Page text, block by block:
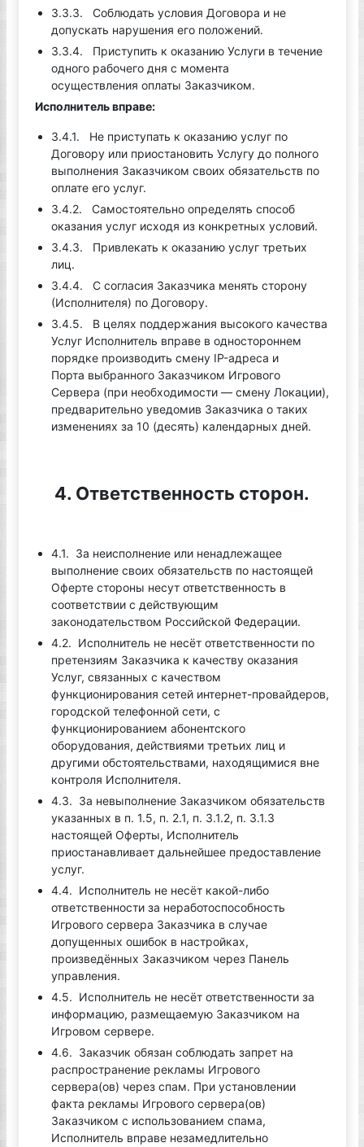
3.3.3. Соблюдать условия Договора и не
допускать нарушения его положений.
3.3.4. Приступить к оказанию Услуги в течение
одного рабочего дня с момента
осуществления оплаты Заказчиком.
Исполнитель вправе:
3.4.1. Не приступать к оказанию услуг по
Договору или приостановить Услугу до полного
выполнения Заказчиком своих обязательств по
оплате его услуг.
3.4.2. Самостоятельно определять способ
оказания услуг исходя из конкретных условий.
3.4.3. Привлекать к оказанию услуг третьих
лиц.
3.4.4. С согласия Заказчика менять сторону
(Исполнителя) по Договору.​
3.4.5. В целях поддержания высокого качества
Услуг Исполнитель вправе в одностороннем
порядке производить смену IP-адреса и
Порта выбранного Заказчиком Игрового
Сервера (при необходимости — смену Локации),
предварительно уведомив Заказчика о таких
изменениях за 10 (десять) календарных дней.
4. Ответственность сторон.
4.1. За неисполнение или ненадлежащее
выполнение своих обязательств по настоящей
Оферте стороны несут ответственность в
соответствии с действующим
законодательством Российской Федерации.
4.2. Исполнитель не несёт ответственности по
претензиям Заказчика к качеству оказания
Услуг, связанных с качеством
функционирования сетей интернет-провайдеров,
городской телефонной сети, с
функционированием абонентского
оборудования, действиями третьих лиц и
другими обстоятельствами, находящимися вне
контроля Исполнителя.
4.3. За невыполнение Заказчиком обязательств
указанных в п. 1.5, п. 2.1, п. 3.1.2, п. 3.1.3
настоящей Оферты, Исполнитель
приостанавливает дальнейшее предоставление
услуг.
4.4. Исполнитель не несёт какой-либо
ответственности за неработоспособность
Игрового сервера Заказчика в случае
допущенных ошибок в настройках,
произведённых Заказчиком через Панель
управления.
4.5. Исполнитель не несёт ответственности за
информацию, размещаемую Заказчиком на
Игровом сервере.
4.6. Заказчик обязан соблюдать запрет на
распространение рекламы Игрового
сервера(ов) через спам. При установлении
факта рекламы Игрового сервера(ов)
Заказчиком с использованием спама,
Исполнитель вправе незамедлительно